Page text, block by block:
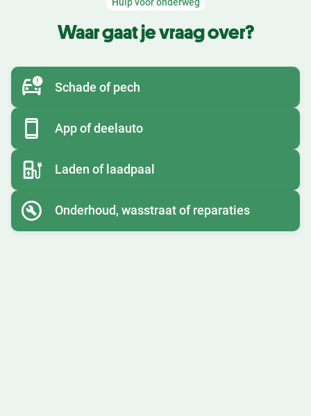
Hulp voor onderweg
Waar gaat je vraag over?
Schade of pech
App of deelauto
Laden of laadpaal
Onderhoud, wasstraat of reparaties